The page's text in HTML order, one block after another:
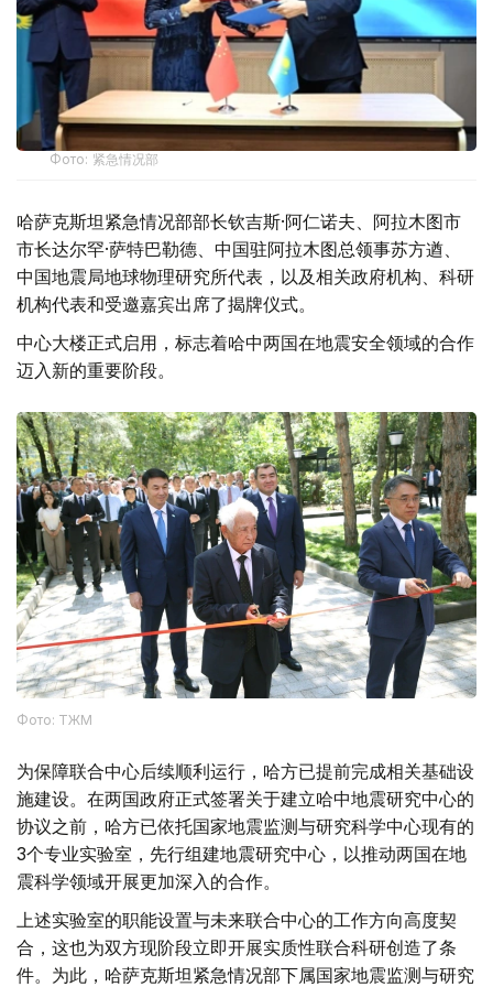
Фото: 紧急情况部
哈萨克斯坦紧急情况部部长钦吉斯·阿仁诺夫、阿拉木图市
市长达尔罕·萨特巴勒德、中国驻阿拉木图总领事苏方遒、
中国地震局地球物理研究所代表，以及相关政府机构、科研
机构代表和受邀嘉宾出席了揭牌仪式。
中心大楼正式启用，标志着哈中两国在地震安全领域的合作
迈入新的重要阶段。
Фото: ТЖМ
为保障联合中心后续顺利运行，哈方已提前完成相关基础设
施建设。在两国政府正式签署关于建立哈中地震研究中心的
协议之前，哈方已依托国家地震监测与研究科学中心现有的
3个专业实验室，先行组建地震研究中心，以推动两国在地
震科学领域开展更加深入的合作。
上述实验室的职能设置与未来联合中心的工作方向高度契
合，这也为双方现阶段立即开展实质性联合科研创造了条
件。为此，哈萨克斯坦紧急情况部下属国家地震监测与研究